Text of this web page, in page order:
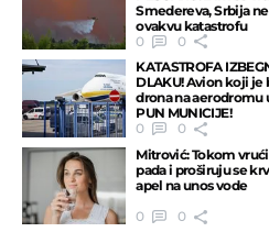
Smedereva, Srbija
ovakvu katastrofu
0
0
KATASTROFA
DLAKU! Avion koji je
drona na aerodromu
PUN MUNICIJE!
0
0
Mitrović: Tokom
pada i proširuju se
apel na unos vode
0
0